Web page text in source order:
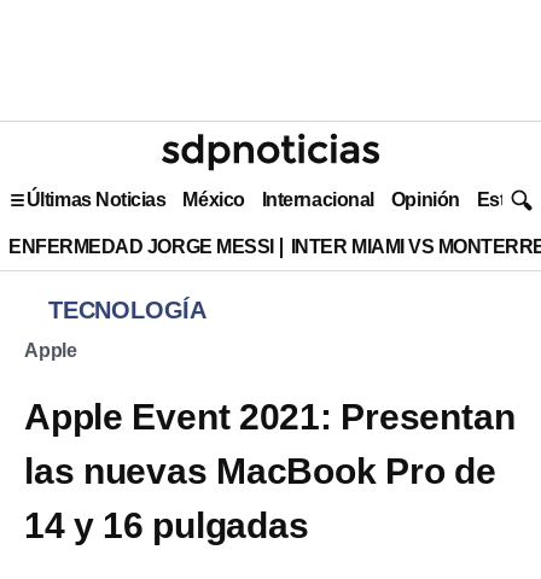
Últimas Noticias México Internacional Opinión Estilo
ENFERMEDAD JORGE MESSI INTER MIAMI VS
TECNOLOGÍA
Apple
Apple Event 2021: Presentan
las nuevas MacBook Pro de
14 y 16 pulgadas